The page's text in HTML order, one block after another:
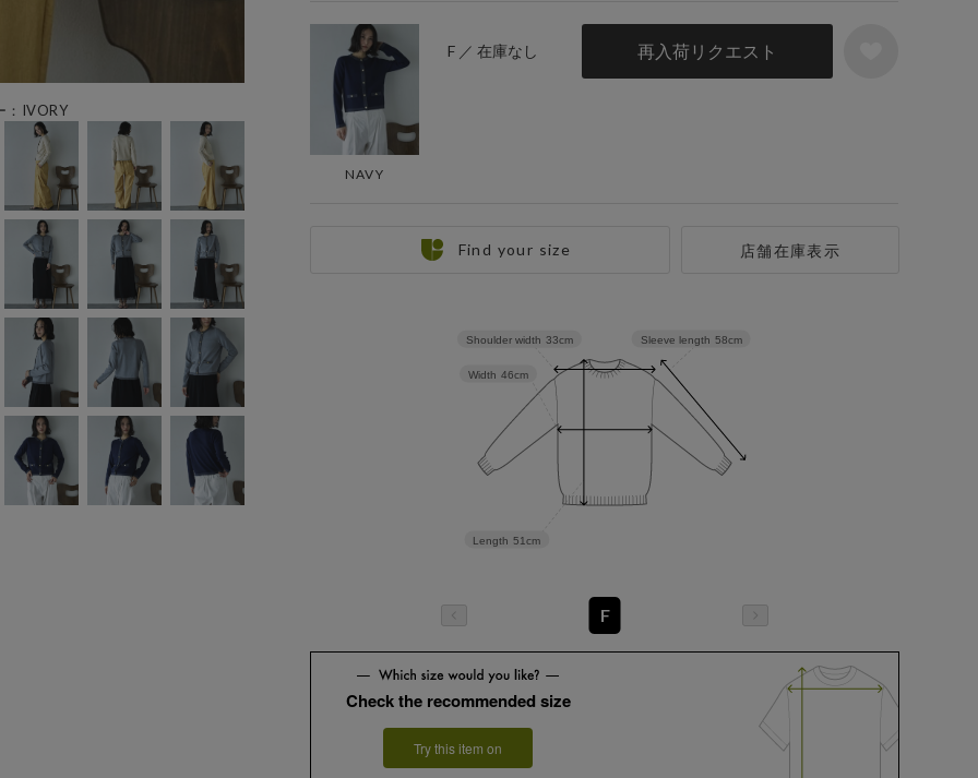
：IVORY
NAVY
F ／ 在庫なし 再入荷リクエスト
店舗在庫表示
Find your size
Sleeve length 58cm
Length 51cm
Width 46cm
Shoulder width 33cm
F
Check the recommended size
Try this item on